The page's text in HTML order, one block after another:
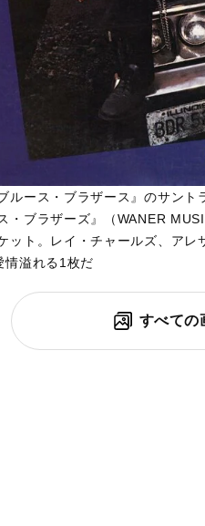
ルース・ブラザース』のサント
・ブラザーズ』（WANER
ット。レイ・チャールズ、アレ
情溢れる1枚だ
すべての